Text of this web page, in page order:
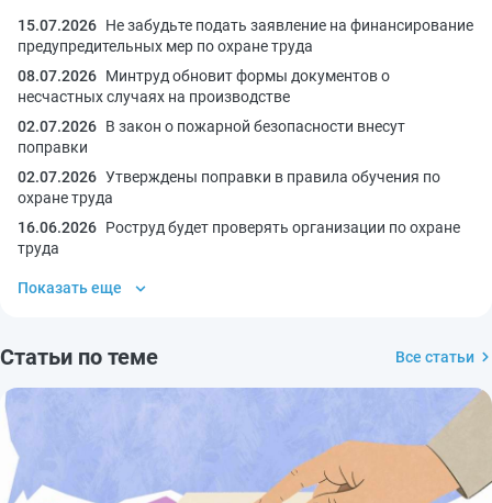
15.07.2026 Не забудьте подать заявление на финансирование
предупредительных мер по охране труда
08.07.2026 Минтруд обновит формы документов о
несчастных случаях на производстве
02.07.2026 В закон о пожарной безопасности внесут
поправки
02.07.2026 Утверждены поправки в правила обучения по
охране труда
16.06.2026 Роструд будет проверять организации по охране
труда
Показать еще
Статьи по теме Все статьи